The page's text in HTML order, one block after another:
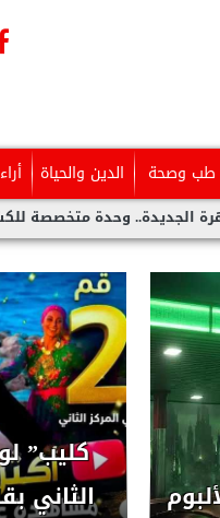
طب وصحة الدين والحياة
للكشف المبكر تدعم
حمادة